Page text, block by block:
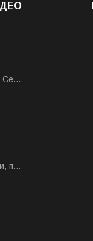
Се…
п…